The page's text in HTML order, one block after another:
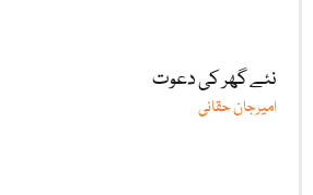
نئے گھر کی دعوت
امیرجان حقانی